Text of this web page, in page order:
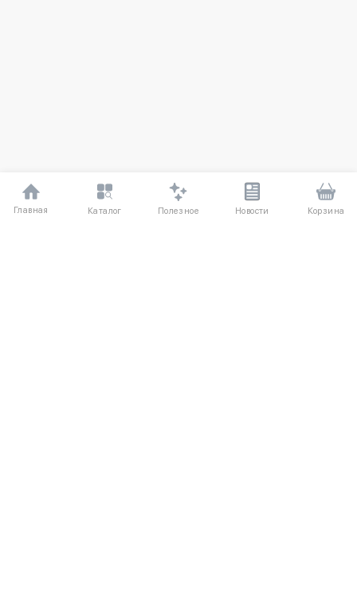
Главная Каталог Полезное Новости Корзина